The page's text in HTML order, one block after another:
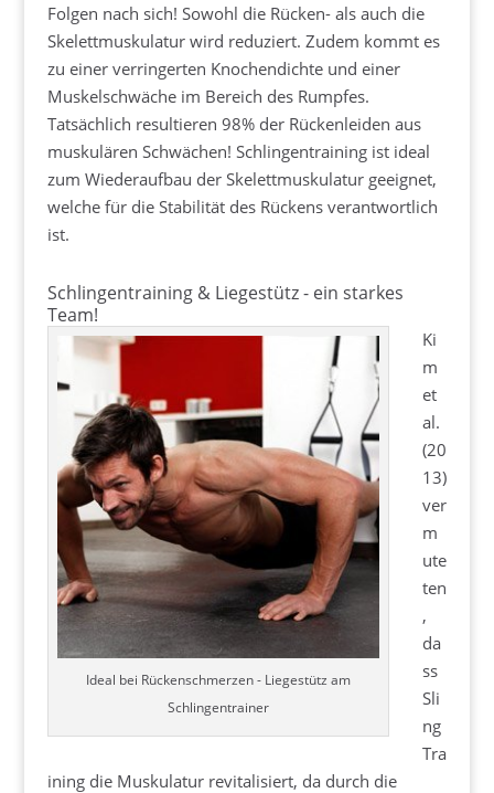
Folgen nach sich! Sowohl die Rücken- als auch die
Skelettmuskulatur wird reduziert. Zudem kommt es
zu einer verringerten Knochendichte und einer
Muskelschwäche im Bereich des Rumpfes.
Tatsächlich resultieren 98% der Rückenleiden aus
muskulären Schwächen! Schlingentraining ist ideal
zum Wiederaufbau der Skelettmuskulatur geeignet,
welche für die Stabilität des Rückens verantwortlich
ist.
Schlingentraining & Liegestütz - ein starkes
Team!
Ideal bei Rückenschmerzen - Liegestütz am
Schlingentrainer
Ki
m
et
al.
(20
13)
ver
m
ute
ten
,
da
ss
Sli
ng
Tra
ining die Muskulatur revitalisiert, da durch die